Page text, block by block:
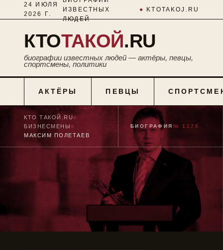
24 ИЮЛЯ
2026 Г.
ИЗВЕСТНЫХ
ЛЮДЕЙ
● KTOTAKOJ.RU
КТОТАКОЙ.RU
биографии известных людей — актёры, певцы,
спортсмены, политики
АКТЁРЫ ПЕВЦЫ
КТО ТАКОЙ.RU■
БИЗНЕСМЕНЫ■
МАКСИМ ПОЛЕТАЕВ
БИОГРАФИЯ № 1175